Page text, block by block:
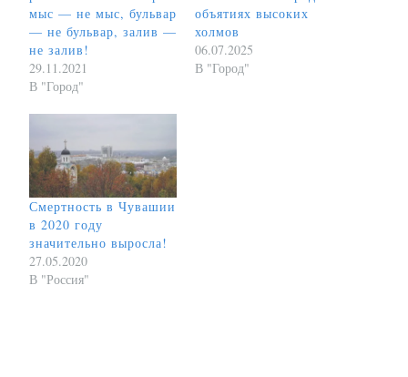
мыс — не мыс, бульвар
— не бульвар, залив —
не залив!
29.11.2021
В "Город"
объятиях высоких
холмов
06.07.2025
В "Город"
Смертность в Чувашии
в 2020 году
значительно выросла!
27.05.2020
В "Россия"